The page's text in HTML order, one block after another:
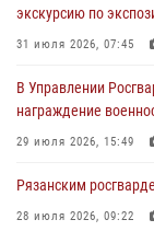
экскурсию по
31 июля 2026, 07:45
В Управлении
награждение
29 июля 2026, 15:49
Рязанским
28 июля 2026, 09:22